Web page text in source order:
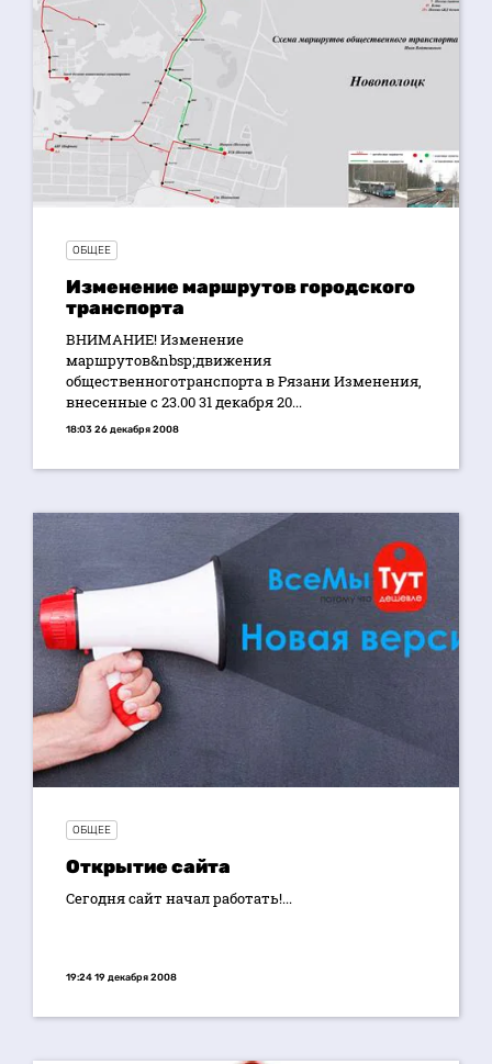
ОБЩЕЕ
Изменение маршрутов городского
транспорта
ВНИМАНИЕ! Изменение
маршрутов&nbsp;движения
общественноготранспорта в Рязани Изменения,
внесенные с 23.00 31 декабря 20...
18:03 26 декабря 2008
ОБЩЕЕ
Открытие сайта
Сегодня сайт начал работать!...
19:24 19 декабря 2008